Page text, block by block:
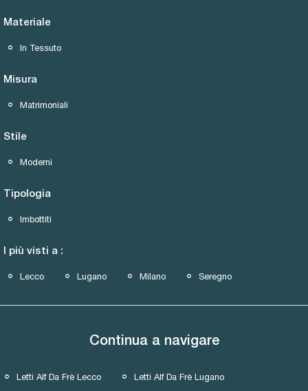
Materiale
In Tessuto
Misura
Matrimoniali
Stile
Moderni
Tipologia
Imbottiti
I più visti a :
Lecco Lugano Milano Seregno
Continua a navigare
Letti Alf Da Frè Lecco Letti Alf Da Frè Lugano